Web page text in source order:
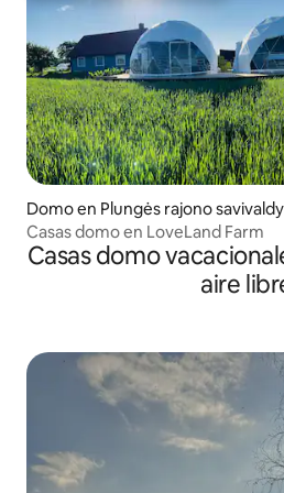
Domo en Plungės rajono
Casas domo en LoveLand Farm
Casas domo
aire